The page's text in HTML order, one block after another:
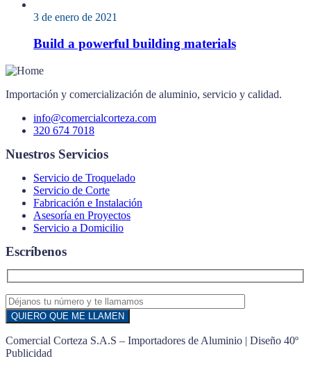
3 de enero de 2021
Build a powerful building materials
Importación y comercialización de aluminio, servicio y calidad.
info@comercialcorteza.com
320 674 7018
Nuestros Servicios
Servicio de Troquelado
Servicio de Corte
Fabricación e Instalación
Asesoría en Proyectos
Servicio a Domicilio
Escríbenos
Comercial Corteza S.A.S – Importadores de Aluminio | Diseño 40º
Publicidad